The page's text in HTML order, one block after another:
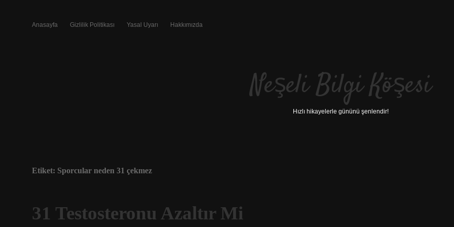
Anasayfa Gizlilik Politikası Yasal Uyarı Hakkımızda
Neşeli Bilgi Köşesi
Hızlı hikayelerle gününü şenlendir!
Etiket: Sporcular neden 31 çekmez
31 Testosteronu Azaltır Mi